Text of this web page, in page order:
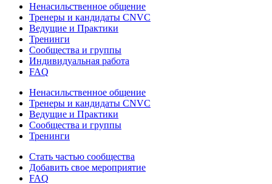
Ненасильственное общение
Тренеры и кандидаты CNVC
Ведущие и Практики
Тренинги
Сообщества и группы
Индивидуальная работа
FAQ
Ненасильственное общение
Тренеры и кандидаты CNVC
Ведущие и Практики
Сообщества и группы
Тренинги
Стать частью сообщества
Добавить свое мероприятие
FAQ